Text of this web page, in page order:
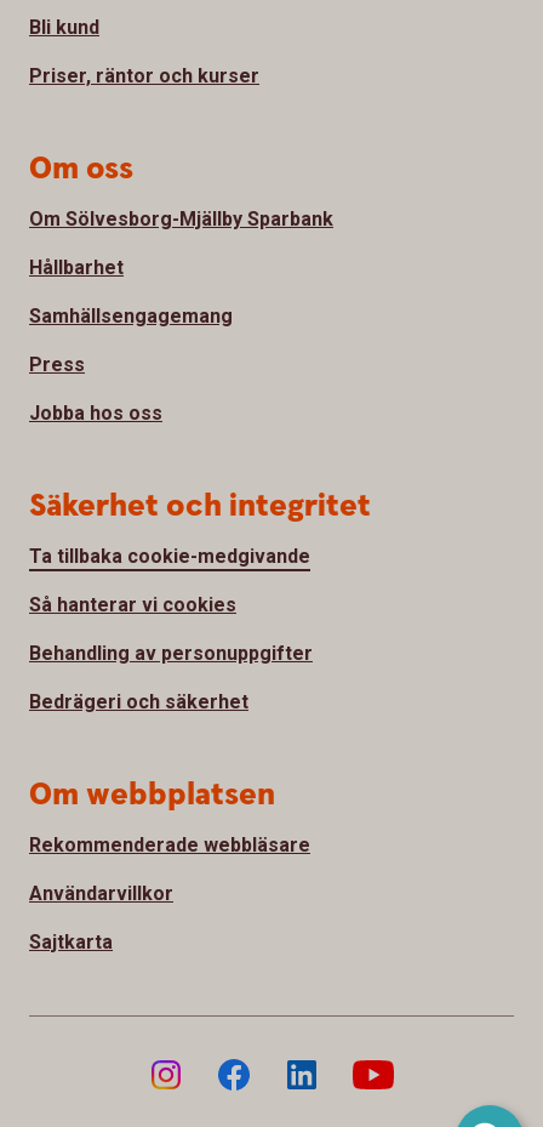
Bli kund
Priser, räntor och kurser
Om oss
Om Sölvesborg-Mjällby Sparbank
Hållbarhet
Samhällsengagemang
Press
Jobba hos oss
Säkerhet och integritet
Ta tillbaka cookie-medgivande
Så hanterar vi cookies
Behandling av personuppgifter
Bedrägeri och säkerhet
Om webbplatsen
Rekommenderade webbläsare
Användarvillkor
Sajtkarta